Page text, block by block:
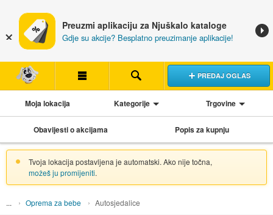
Preuzmi aplikaciju za Njuškalo kataloge
Gdje su akcije? Besplatno preuzimanje aplikacije!
PREDAJ OGLAS
Moja lokacija Kategorije Trgovine
Obavijesti o akcijama Popis za kupnju
Tvoja lokacija postavljena je automatski. Ako nije točna,
možeš ju promijeniti.
Oprema za bebe Autosjedalice